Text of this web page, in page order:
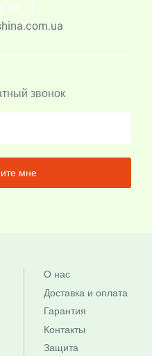
48 11
звонок
мне
О нас
Доставка и оплата
Гарантия
Контакты
Защита